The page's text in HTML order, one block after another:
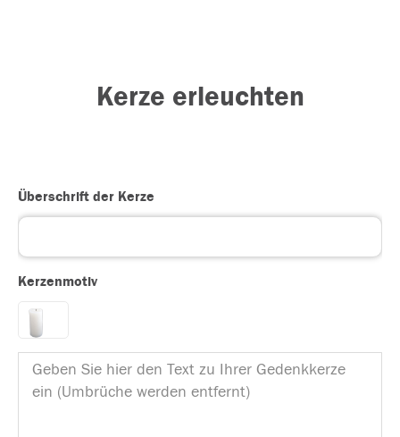
Kerze erleuchten
Überschrift der Kerze
Kerzenmotiv